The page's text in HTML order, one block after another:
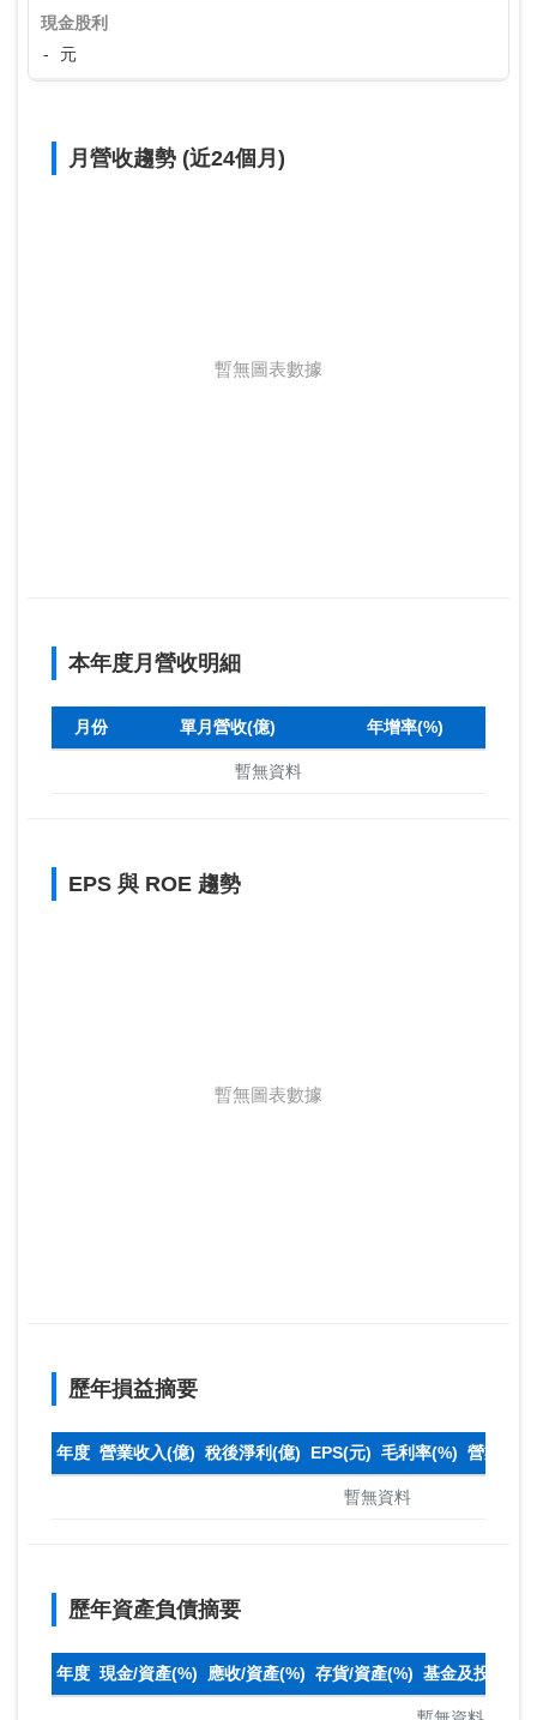
現金股利
- 元
月營收趨勢 (近24個月)
暫無圖表數據
本年度月營收明細
月份 單月營收(億) 年增率(%)
暫無資料
EPS 與 ROE 趨勢
暫無圖表數據
歷年損益摘要
年度 營業收入(億) 稅後淨利(億) EPS(元) 毛利率(%) 營業利
暫無資料
歷年資產負債摘要
年度 現金/資產(%) 應收/資產(%) 存貨/資產(%) 基金及投資(%)